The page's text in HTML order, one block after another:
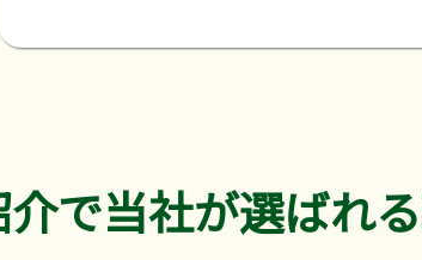
で当社が選ばれ